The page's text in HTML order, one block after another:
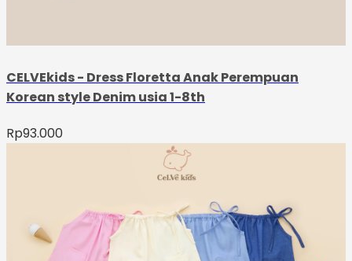
CELVEkids - Dress Floretta Anak Perempuan
Korean style Denim usia 1-8th
Rp93.000